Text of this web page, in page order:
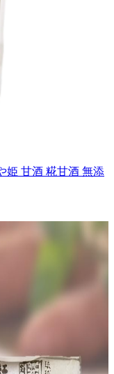
姫 甘酒 糀甘酒 無添